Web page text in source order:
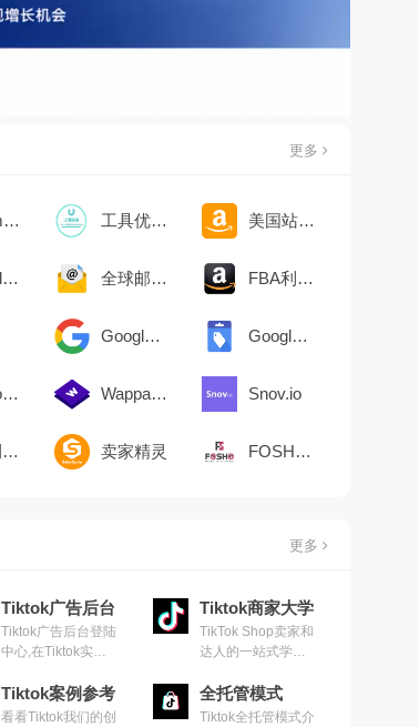
更多
Helium 10(H10) 工具优惠券 美国站|后台
Paypal手续费 全球邮编查询 FBA利润计算器
Google站长 Google GMC
Keywords Everywhere Wappalyzer Snov.io
紫鸟浏览器 卖家精灵 FOSHO AFF
更多
Tiktok广告后台
Tiktok广告后台登陆
中心,在Tiktok实现
Tiktok商家大学
TikTok Shop卖家和
达人的一站式学习
Tiktok案例参考
看看Tiktok我们的创
全托管模式
Tiktok全托管模式介